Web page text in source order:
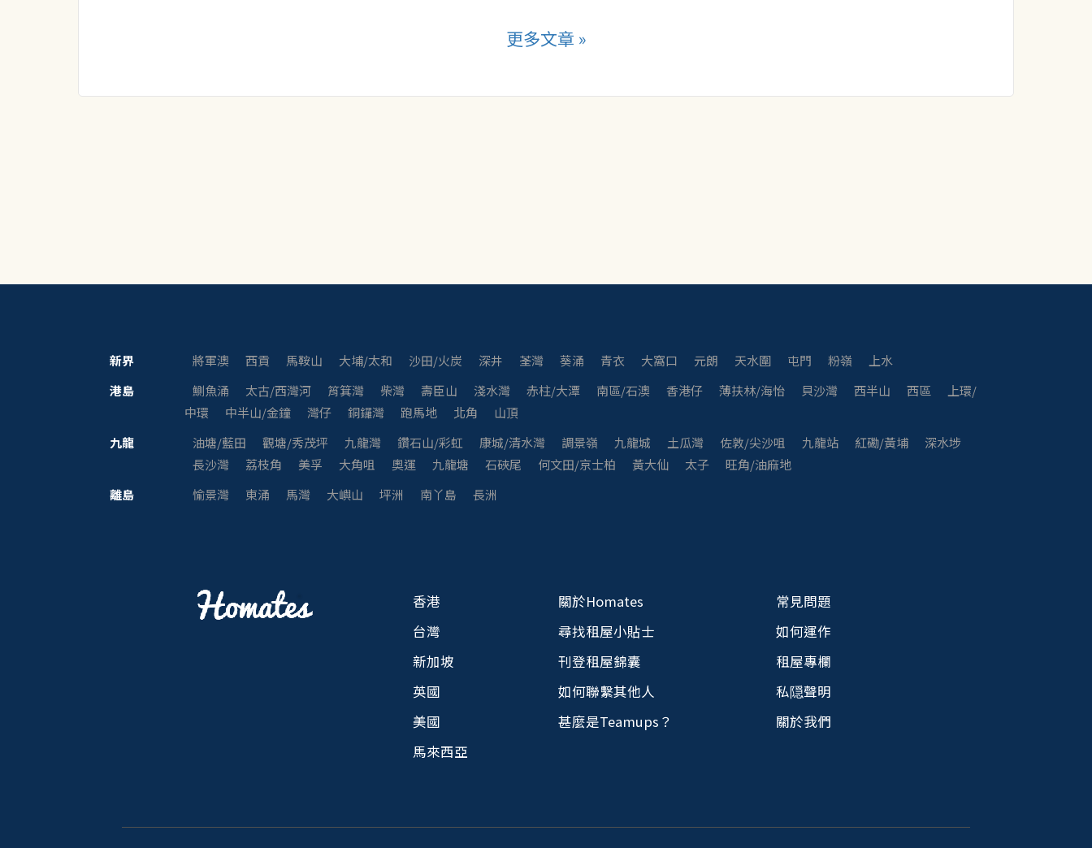
更多文章 »
新界 將軍澳 西貢 馬鞍山 大埔/太和 沙田/火炭 深井 荃灣 葵涌 青衣 大窩口 元朗 天水圍 屯門 粉嶺
上水
港島
鰂魚涌 太古/西灣河 筲箕灣 柴灣 壽臣山 淺水灣 赤柱/大潭 南區/石澳 香港仔 薄扶林/海怡 貝沙灣 西半山 西區
上環/
中環
中半山/金鐘 灣仔 銅鑼灣 跑馬地 北角
山頂
九龍
油塘/藍田 觀塘/秀茂坪 九龍灣 鑽石山/彩虹 康城/清水灣 調景嶺 九龍城 土瓜灣 佐敦/尖沙咀 九龍站 紅磡/黃埔
深水埗
長沙灣
荔枝角 美孚 大角咀 奧運 九龍塘 石硤尾 何文田/京士柏 黃大仙 太子
旺角/油麻地
離島
愉景灣 東涌 馬灣 大嶼山 坪洲 南丫島 長洲
香港
台灣
新加坡
英國
美國
馬來西亞
關於Homates
尋找租屋小貼士
刊登租屋錦囊
如何聯繫其他人
甚麼是Teamups？
常見問題
如何運作
租屋專欄
私隠聲明
關於我們